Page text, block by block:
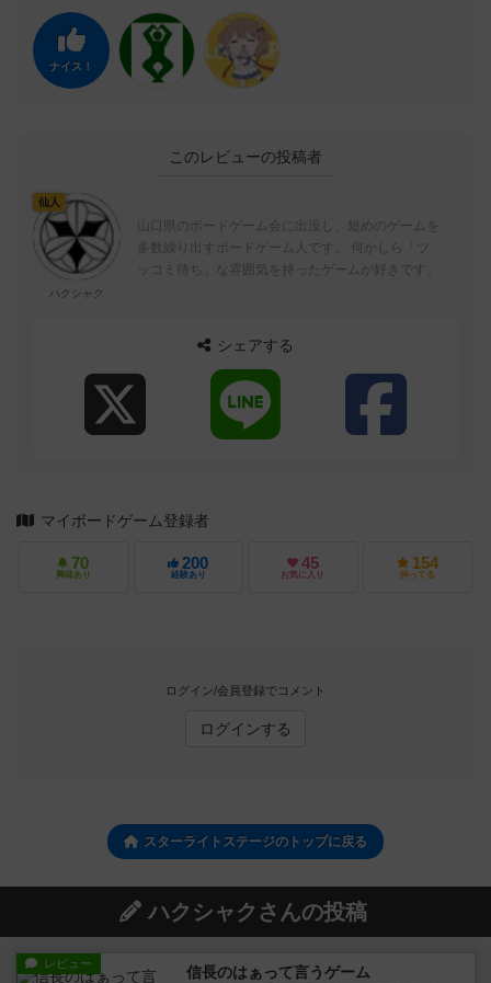
ナイス！
このレビューの投稿者
仙人
ハクシャク
山口県のボードゲーム会に出没し、短めのゲームを
多数繰り出すボードゲーム人です。 何かしら「ツ
ッコミ待ち」な雰囲気を持ったゲームが好きです。
シェアする
マイボードゲーム登録者
70
興味あり
200
経験あり
45
お気に入り
154
持ってる
ログイン/会員登録でコメント
ログインする
スターライトステージのトップに戻る
ハクシャクさんの投稿
レビュー 信長のはぁって言うゲーム